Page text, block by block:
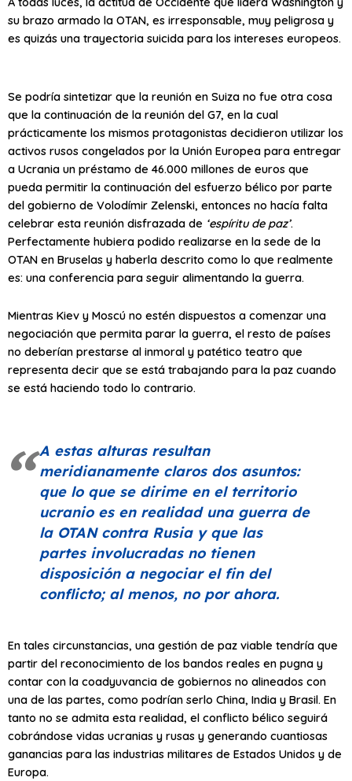
su brazo armado la OTAN, es irresponsable, muy peligrosa y
es quizás una trayectoria suicida para los intereses europeos.
Se podría sintetizar que la reunión en Suiza no fue otra cosa
que la continuación de la reunión del G7, en la cual
prácticamente los mismos protagonistas decidieron utilizar los
activos rusos congelados por la Unión Europea para entregar
a Ucrania un préstamo de 46.000 millones de euros que
pueda permitir la continuación del esfuerzo bélico por parte
del gobierno de Volodímir Zelenski, entonces no hacía falta
celebrar esta reunión disfrazada de ‘espíritu de paz’.
Perfectamente hubiera podido realizarse en la sede de la
OTAN en Bruselas y haberla descrito como lo que realmente
es: una conferencia para seguir alimentando la guerra.
Mientras Kiev y Moscú no estén dispuestos a comenzar una
negociación que permita parar la guerra, el resto de países
no deberían prestarse al inmoral y patético teatro que
representa decir que se está trabajando para la paz cuando
se está haciendo todo lo contrario.
A estas alturas resultan
meridianamente claros dos asuntos:
que lo que se dirime en el territorio
ucranio es en realidad una guerra de
la OTAN contra Rusia y que las
partes involucradas no tienen
disposición a negociar el fin del
conflicto; al menos, no por ahora.
En tales circunstancias, una gestión de paz viable tendría que
partir del reconocimiento de los bandos reales en pugna y
contar con la coadyuvancia de gobiernos no alineados con
una de las partes, como podrían serlo China, India y Brasil. En
tanto no se admita esta realidad, el conflicto bélico seguirá
cobrándose vidas ucranias y rusas y generando cuantiosas
ganancias para las industrias militares de Estados Unidos y de
Europa.